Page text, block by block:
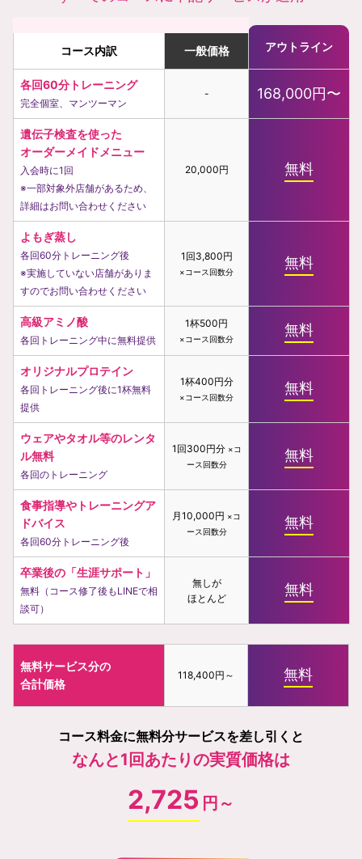
コース内訳 一般価格 アウトライン
各回60分トレーニング
完全個室、マンツーマン
- 168,000円〜
遺伝子検査を使った
オーダーメイドメニュー
入会時に1回
※一部対象外店舗があるため、
詳細はお問い合わせください
20,000円 無料
よもぎ蒸し
各回60分トレーニング後
※実施していない店舗がありま
すのでお問い合わせください
1回3,800円
×コース回数分
無料
高級アミノ酸
各回トレーニング中に無料提供
1杯500円
×コース回数分
無料
オリジナルプロテイン
各回トレーニング後に1杯無料
提供
1杯400円分
×コース回数分
無料
ウェアやタオル等のレンタ
ル無料
各回のトレーニング
1回300円分 ×コ
ース回数分
無料
食事指導やトレーニングア
ドバイス
各回60分トレーニング後
月10,000円 ×コ
ース回数分
無料
卒業後の「生涯サポート」
無料（コース修了後もLINEで相
談可）
無しが
ほとんど
無料
無料サービス分の
合計価格
118,400円～ 無料
コース料金に無料分サービスを差し引くと
なんと1回あたりの実質価格は
2,725 円～